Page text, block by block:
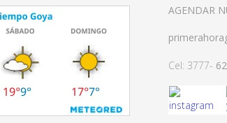
AGENDAR
Cel: 3777-